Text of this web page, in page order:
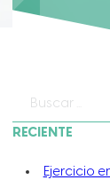
RECIENTE
Ejercicio